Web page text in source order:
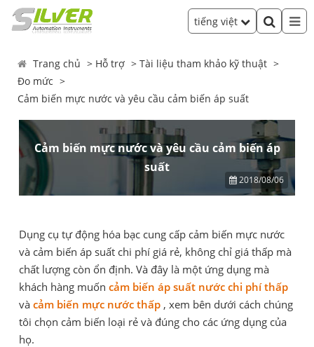
tiếng việt
Trang chủ Hỗ trợ
Tài liệu tham khảo kỹ thuật
Đo mức
Cảm biến mực nước và yêu cầu cảm biến áp suất
Cảm biến mực nước và yêu cầu cảm biến áp
suất
2018/08/06
Dụng cụ tự động hóa bạc cung cấp cảm biến mực nước
và cảm biến áp suất chi phí giá rẻ, không chỉ giá thấp mà
chất lượng còn ổn định. Và đây là một ứng dụng mà
khách hàng muốn cảm biến áp suất nước chi phí thấp
và cảm biến mực nước thấp , xem bên dưới cách chúng
tôi chọn cảm biến loại rẻ và đúng cho các ứng dụng của
họ.